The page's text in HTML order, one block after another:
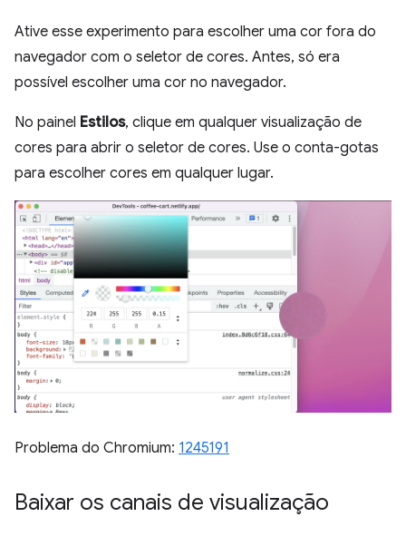
Ative esse experimento para escolher uma cor fora do
navegador com o seletor de cores. Antes, só era
possível escolher uma cor no navegador.
No painel Estilos, clique em qualquer visualização de
cores para abrir o seletor de cores. Use o conta-gotas
para escolher cores em qualquer lugar.
Problema do Chromium: 1245191
Baixar os canais de visualização